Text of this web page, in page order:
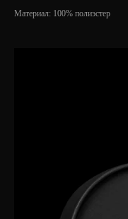
Материал: 100% полиэстер